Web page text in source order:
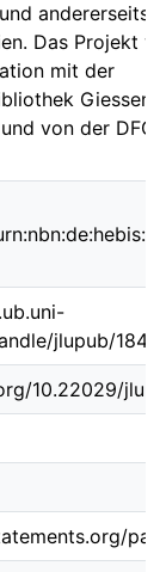
andererseits
Das Projekt
mit der
Giessen
von der
jlupub/
10.22029/